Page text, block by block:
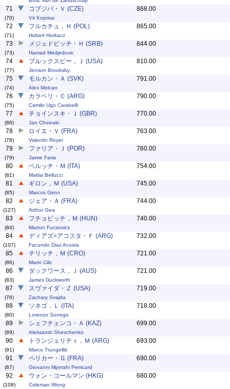
71
(70)
コプジバ・Ｖ (CZE)
Vit Kopriva
868.00
72
(71)
フルカチュ，Ｈ (POL)
Hubert Hurkacz
865.00
73
(73)
メジェドビッチ・Ｈ (SRB)
Hamad Medjedovic
844.00
74
(77)
ブルックスビー，Ｊ (USA)
Jenson Brooksby
810.00
75
(74)
モルカン・Ａ (SVK)
Alex Molcan
791.00
76
(75)
カラベリ・Ｃ (ARG)
Camilo Ugo Carabelli
790.00
77
(88)
チョインスキ・Ｊ (GBR)
Jan Choinski
770.00
78
(78)
ロイエ・Ｖ (FRA)
Valentin Royer
763.00
79
(79)
ファリア・Ｊ (POR)
Jaime Faria
760.00
80
(81)
ベルッチ・Ｍ (ITA)
Mattia Bellucci
754.00
81
(85)
ギロン，Ｍ (USA)
Marcos Giron
745.00
82
(127)
ジェア・Ａ (FRA)
Arthur Gea
744.00
83
(84)
フチョビッチ，Ｍ (HUN)
Marton Fucsovics
740.00
84
(107)
ディアズ=アコスタ・Ｆ (ARG)
Facundo Diaz Acosta
732.00
85
(86)
チリッチ，Ｍ (CRO)
Marin Cilic
721.00
86
(83)
ダックワース，Ｊ (AUS)
James Duckworth
721.00
87
(76)
スヴァイダ・Ｚ (USA)
Zachary Svajda
719.00
88
(80)
ソネゴ，Ｌ (ITA)
Lorenzo Sonego
718.00
89
(89)
シェフチェンコ・Ａ (KAZ)
Aleksandr Shevchenko
699.00
90
(91)
トランジェリティ，Ｍ (ARG)
Marco Trungelliti
693.00
91
(87)
ペリカー・Ｇ (FRA)
Giovanni Mpetshi Perricard
690.00
92
(108)
ウォン・コールマン (HKG)
Coleman Wong
680.00